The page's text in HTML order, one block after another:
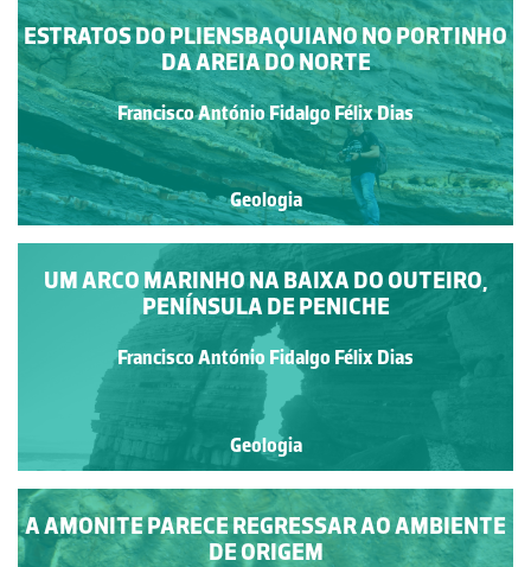
ESTRATOS DO PLIENSBAQUIANO NO PORTINHO
DA AREIA DO NORTE
Francisco António Fidalgo Félix Dias
Geologia
UM ARCO MARINHO NA BAIXA DO OUTEIRO,
PENÍNSULA DE PENICHE
Francisco António Fidalgo Félix Dias
Geologia
A AMONITE PARECE REGRESSAR AO AMBIENTE
DE ORIGEM